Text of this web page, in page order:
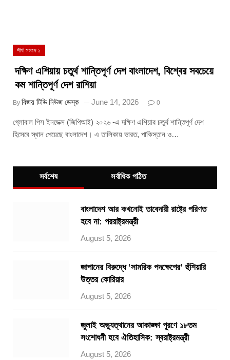
শীর্ষ সংবাদ ১
দক্ষিণ এশিয়ায় চতুর্থ শান্তিপূর্ণ দেশ বাংলাদেশ, বিশ্বের সবচেয়ে
কম শান্তিপূর্ণ দেশ রাশিয়া
By বিজয় টিভি নিউজ ডেস্ক June 14, 2026 0
গ্লোবাল পিস ইনডেক্স (জিপিআই) ২০২৬ -এ দক্ষিণ এশিয়ার চতুর্থ শান্তিপূর্ণ দেশ
হিসেবে স্থান পেয়েছে বাংলাদেশ। এ তালিকায় ভারত, পাকিস্তান ও…
সর্বশেষ সর্বাধিক পঠিত
বাংলাদেশ আর কখনোই তাবেদারী রাষ্ট্রে পরিণত
হবে না: পররাষ্ট্রমন্ত্রী
August 5, 2026
জাপানের বিরুদ্ধে ‘সামরিক পদক্ষেপের’ হুঁশিয়ারি
উত্তর কোরিয়ার
August 5, 2026
জুলাই অভ্যুত্থানের আকাঙ্ক্ষা পূরণে ১৮তম
সংশোধনী হবে ঐতিহাসিক: স্বরাষ্ট্রমন্ত্রী
August 5, 2026